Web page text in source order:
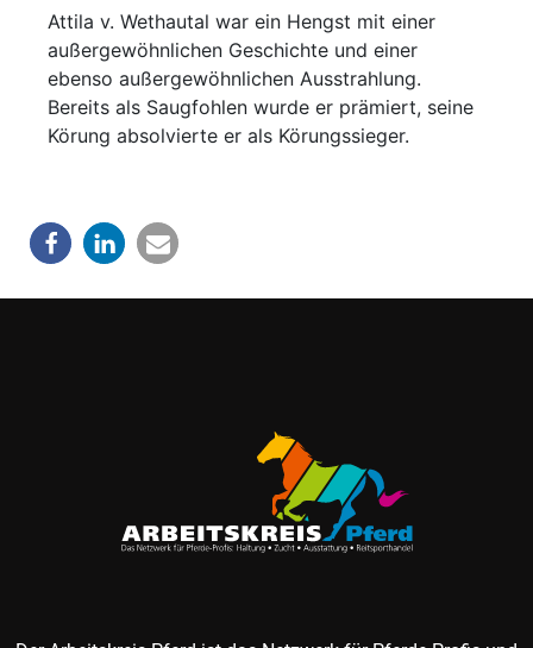
Attila v. Wethautal war ein Hengst mit einer
außergewöhnlichen Geschichte und einer
ebenso außergewöhnlichen Ausstrahlung.
Bereits als Saugfohlen wurde er prämiert, seine
Körung absolvierte er als Körungssieger.